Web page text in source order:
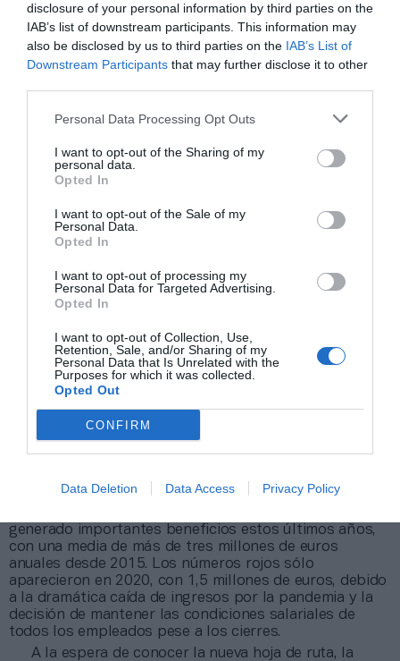
disclosure of your personal information by third parties on the
IAB’s list of downstream participants. This information may
also be disclosed by us to third parties on the IAB’s List of
Downstream Participants that may further disclose it to other
Personal Data Processing Opt Outs
I want to opt-out of the Sharing of my
personal data.
Opted In
I want to opt-out of the Sale of my
Personal Data.
Opted In
I want to opt-out of processing my
Personal Data for Targeted Advertising.
Opted In
I want to opt-out of Collection, Use,
Retention, Sale, and/or Sharing of my
Personal Data that Is Unrelated with the
Purposes for which it was collected.
Opted Out
CONFIRM
Data Deletion Data Access Privacy Policy
2022
También ha estado incorporando espacios boutique
trata de un centro de 20.000 metros cuadrados, entre
espacio de entrenamiento interior y exterior, en el que
puede haber hasta siete actividades paralelas con
entrenador en la sala de fitness. La idea que tenía
meses atrás era trasladar esa filosofía a otros centros.
A estas novedades se sumó la apuesta por el servicio
de entrenamiento online, que le ha llevado a grabar
contenidos para que sus clientes puedan entrenar
habilitado un estudio en el club de la calle Galileo, en
Barcelona, donde también tiene su sede. El inmueble es
Galicia ha ordenado su subasta por 4,5 millones de
euros para hacer frente a las reclamaciones de un
grupo de extrabajadores de Grupo de Empresas Álvarez
La compañía cerró 2021 con unos ingresos totales
de 60 millones de euros, un importe ligeramente
superior al que registró en 2020, aunque 20 millones
por debajo de 2019, cuando la pandemia aún no había
operar con normalidad.
generado importantes beneficios estos últimos años,
con una media de más de tres millones de euros
anuales desde 2015. Los números rojos sólo
aparecieron en 2020, con 1,5 millones de euros, debido
a la dramática caída de ingresos por la pandemia y la
decisión de mantener las condiciones salariales de
todos los empleados pese a los cierres.
A la espera de conocer la nueva hoja de ruta, la